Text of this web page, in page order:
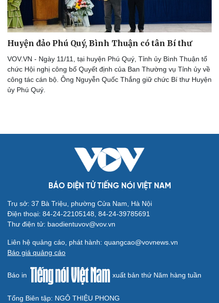
Du lịch
Săn Tour
check-in
Podcast
Đọc truyện đêm khuya
Cửa sổ tình yêu
Kể chuyện cho bé
Hạt giống tâm hồn
Huyện đảo Phú Quý, Bình Thuận có tân Bí thư
VOV.VN - Ngày 11/11, tại huyện Phú Quý, Tỉnh ủy Bình Thuận tổ
chức Hội nghị công bố Quyết định của Ban Thường vụ Tỉnh ủy về
công tác cán bộ. Ông Nguyễn Quốc Thắng giữ chức Bí thư Huyện
ủy Phú Quý.
BÁO ĐIỆN TỬ TIẾNG NÓI VIỆT NAM
Trụ sở: 37 Bà Triệu, phường Cửa Nam, Hà Nội
Điện thoại: 84-24-22105148, 84-24-39785691
Thư điện tử: baodientuvov@vov.vn
Liên hệ quảng cáo, phát hành: quangcao@vovnews.vn
Báo giá quảng cáo
Báo in xuất bản thứ Năm hàng tuần
Tổng Biên tập: NGÔ THIỆU PHONG